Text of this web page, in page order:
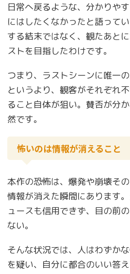
日常へ戻るような、分かりや
にはしたくなかったと語って
する結末ではなく、観たあと
ストを目指したわけです。
つまり、ラストシーンに唯一
というより、観客がそれぞれ
ること自体が狙い。賛否が分
然です。
怖いのは情報が消えること
本作の恐怖は、爆発や崩壊そ
情報が消えた瞬間にあります
ュースも信用できず、目の前
ない。
そんな状況では、人はわずか
を疑い、自分に都合のいい答